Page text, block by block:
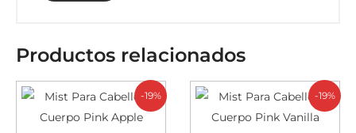
Productos relacionados
-19% -19%